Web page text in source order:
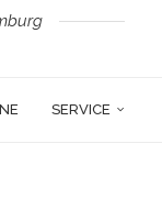
SERVICE